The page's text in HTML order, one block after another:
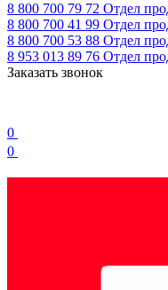
8 800 700 79 72 Отдел
8 800 700 41 99 Отдел
8 800 700 53 88 Отдел
8 953 013 89 76 Отдел
Заказать звонок
0
0